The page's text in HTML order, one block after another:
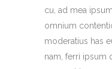
cu, ad mea
omnium
moderatius has
nam, ferri ipsum